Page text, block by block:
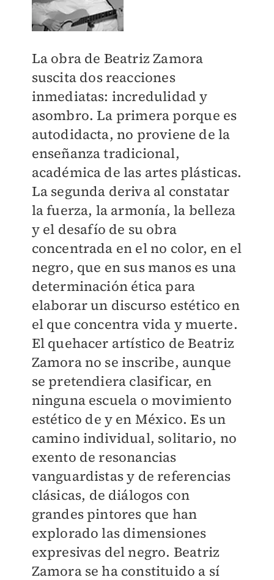
La obra de Beatriz Zamora
suscita dos reacciones
inmediatas: incredulidad y
asombro. La primera porque es
autodidacta, no proviene de la
enseñanza tradicional,
académica de las artes plásticas.
La segunda deriva al constatar
la fuerza, la armonía, la belleza
y el desafío de su obra
concentrada en el no color, en el
negro, que en sus manos es una
determinación ética para
elaborar un discurso estético en
el que concentra vida y muerte.
El quehacer artístico de Beatriz
Zamora no se inscribe, aunque
se pretendiera clasificar, en
ninguna escuela o movimiento
estético de y en México. Es un
camino individual, solitario, no
exento de resonancias
vanguardistas y de referencias
clásicas, de diálogos con
grandes pintores que han
explorado las dimensiones
expresivas del negro. Beatriz
Zamora se ha constituido a sí